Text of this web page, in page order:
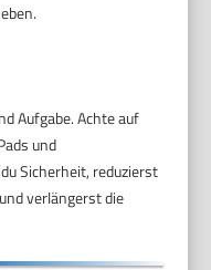
Aufgabe. Achte auf
und
Sicherheit, reduzierst
verlängerst die